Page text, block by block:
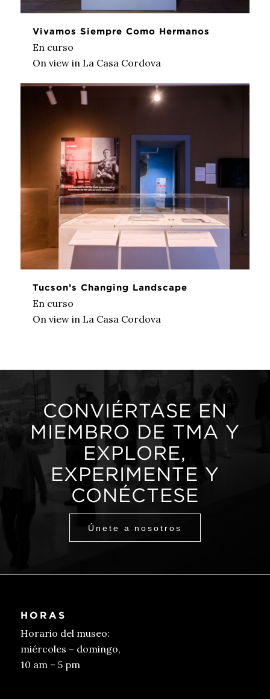
Vivamos Siempre Como Hermanos
En curso
On view in La Casa Cordova
Tucson’s Changing Landscape
En curso
On view in La Casa Cordova
CONVIÉRTASE EN
MIEMBRO DE TMA Y
EXPLORE,
EXPERIMENTE Y
CONÉCTESE
Únete a nosotros
HORAS
Horario del museo:
miércoles – domingo,
10 am – 5 pm